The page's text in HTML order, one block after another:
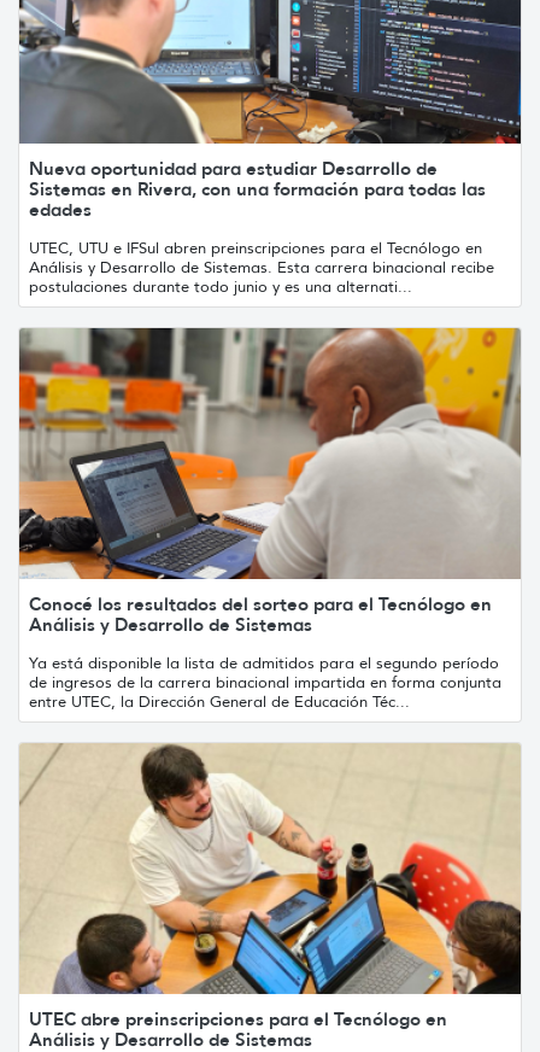
Nueva oportunidad para estudiar Desarrollo de
Sistemas en Rivera, con una formación para todas las
edades
UTEC, UTU e IFSul abren preinscripciones para el Tecnólogo en
Análisis y Desarrollo de Sistemas. Esta carrera binacional recibe
postulaciones durante todo junio y es una alternati...
Conocé los resultados del sorteo para el Tecnólogo en
Análisis y Desarrollo de Sistemas
Ya está disponible la lista de admitidos para el segundo período
de ingresos de la carrera binacional impartida en forma conjunta
entre UTEC, la Dirección General de Educación Téc...
UTEC abre preinscripciones para el Tecnólogo en
Análisis y Desarrollo de Sistemas